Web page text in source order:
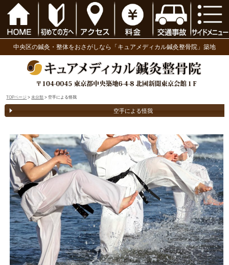
中央区の鍼灸・整体をおさがしなら「キュアメデ
TOPページ>未分類> 空手による怪我
空手による怪我